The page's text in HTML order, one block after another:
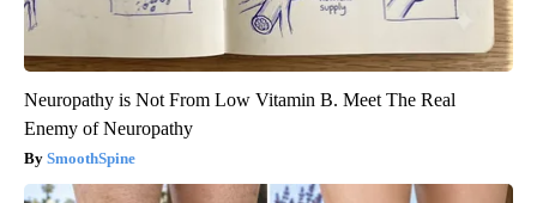
Neuropathy is Not From Low Vitamin B. Meet The Real
Enemy of Neuropathy
SmoothSpine